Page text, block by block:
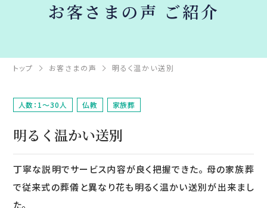
お客さまの声 ご紹介
トップ お客さまの声 明るく温かい送別
人数：1～30人 仏教 家族葬
明るく温かい送別
丁寧な説明でサービス内容が良く把握できた。 母の家族葬
で従来式の葬儀と異なり花も明るく温かい送別が出来まし
た。